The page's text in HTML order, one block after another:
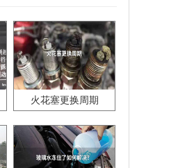
火花塞更换周期